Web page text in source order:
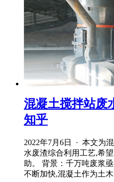
混凝土搅拌站废
知乎
2022年7月6日 · 本文为
水废渣综合利用工艺,希
助。 背景：千万吨废浆
不断加快,混凝土作为土木